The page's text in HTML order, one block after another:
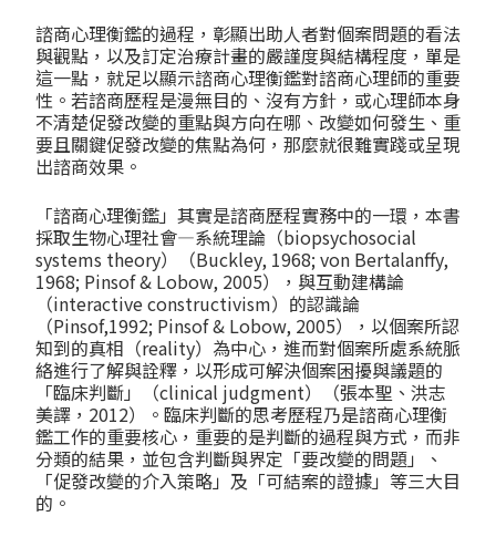
諮商心理衡鑑的過程，彰顯出助人者對個案問題的看法
與觀點，以及訂定治療計畫的嚴謹度與結構程度，單是
這一點，就足以顯示諮商心理衡鑑對諮商心理師的重要
性。若諮商歷程是漫無目的、沒有方針，或心理師本身
不清楚促發改變的重點與方向在哪、改變如何發生、重
要且關鍵促發改變的焦點為何，那麼就很難實踐或呈現
出諮商效果。
「諮商心理衡鑑」其實是諮商歷程實務中的一環，本書
採取生物心理社會—系統理論（biopsychosocial
systems theory）（Buckley, 1968; von Bertalanffy,
1968; Pinsof & Lobow, 2005），與互動建構論
（interactive constructivism）的認識論
（Pinsof,1992; Pinsof & Lobow, 2005），以個案所認
知到的真相（reality）為中心，進而對個案所處系統脈
絡進行了解與詮釋，以形成可解決個案困擾與議題的
「臨床判斷」（clinical judgment）（張本聖、洪志
美譯，2012）。臨床判斷的思考歷程乃是諮商心理衡
鑑工作的重要核心，重要的是判斷的過程與方式，而非
分類的結果，並包含判斷與界定「要改變的問題」、
「促發改變的介入策略」及「可結案的證據」等三大目
的。